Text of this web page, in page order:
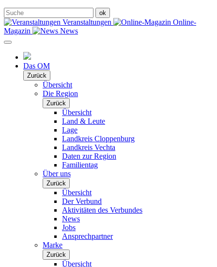
Veranstaltungen
Online-
Magazin
News
Das OM
Zurück
Übersicht
Die Region
Zurück
Übersicht
Land & Leute
Lage
Landkreis Cloppenburg
Landkreis Vechta
Daten zur Region
Familientag
Über uns
Zurück
Übersicht
Der Verbund
Aktivitäten des Verbundes
News
Jobs
Ansprechpartner
Marke
Zurück
Übersicht